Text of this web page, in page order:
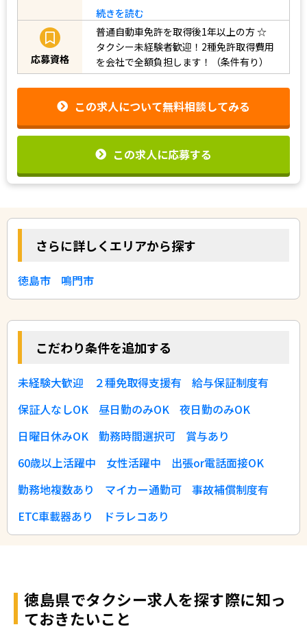
続きを読む
応募資格
普通自動車免許を取得後1年以上の方☆
タクシー未経験者歓迎！2種免許取得費用
を会社で全額負担します！（条件有り）
この求人について無料相談してみる
この求人に応募する
さらに詳しくエリアから探す
徳島市 鳴門市
こだわり条件を追加する
未経験大歓迎 ２種免取得支援有
給与保証制度有
保証人なしOK
昼日勤のみOK
夜日勤のみOK
日曜日休みOK
勤務時間選択可
賞与あり
60歳以上活躍中
女性活躍中
出張or電話面接OK
勤務地複数あり
マイカー通勤可
事故補償制度有
ETC車載器あり
ドラレコあり
徳島県でタクシー求人を探す際に知っ
ておきたいこと